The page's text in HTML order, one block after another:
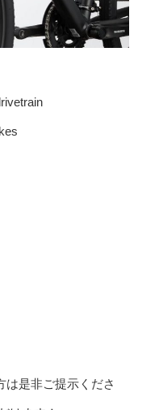
は是非ご提示くださ